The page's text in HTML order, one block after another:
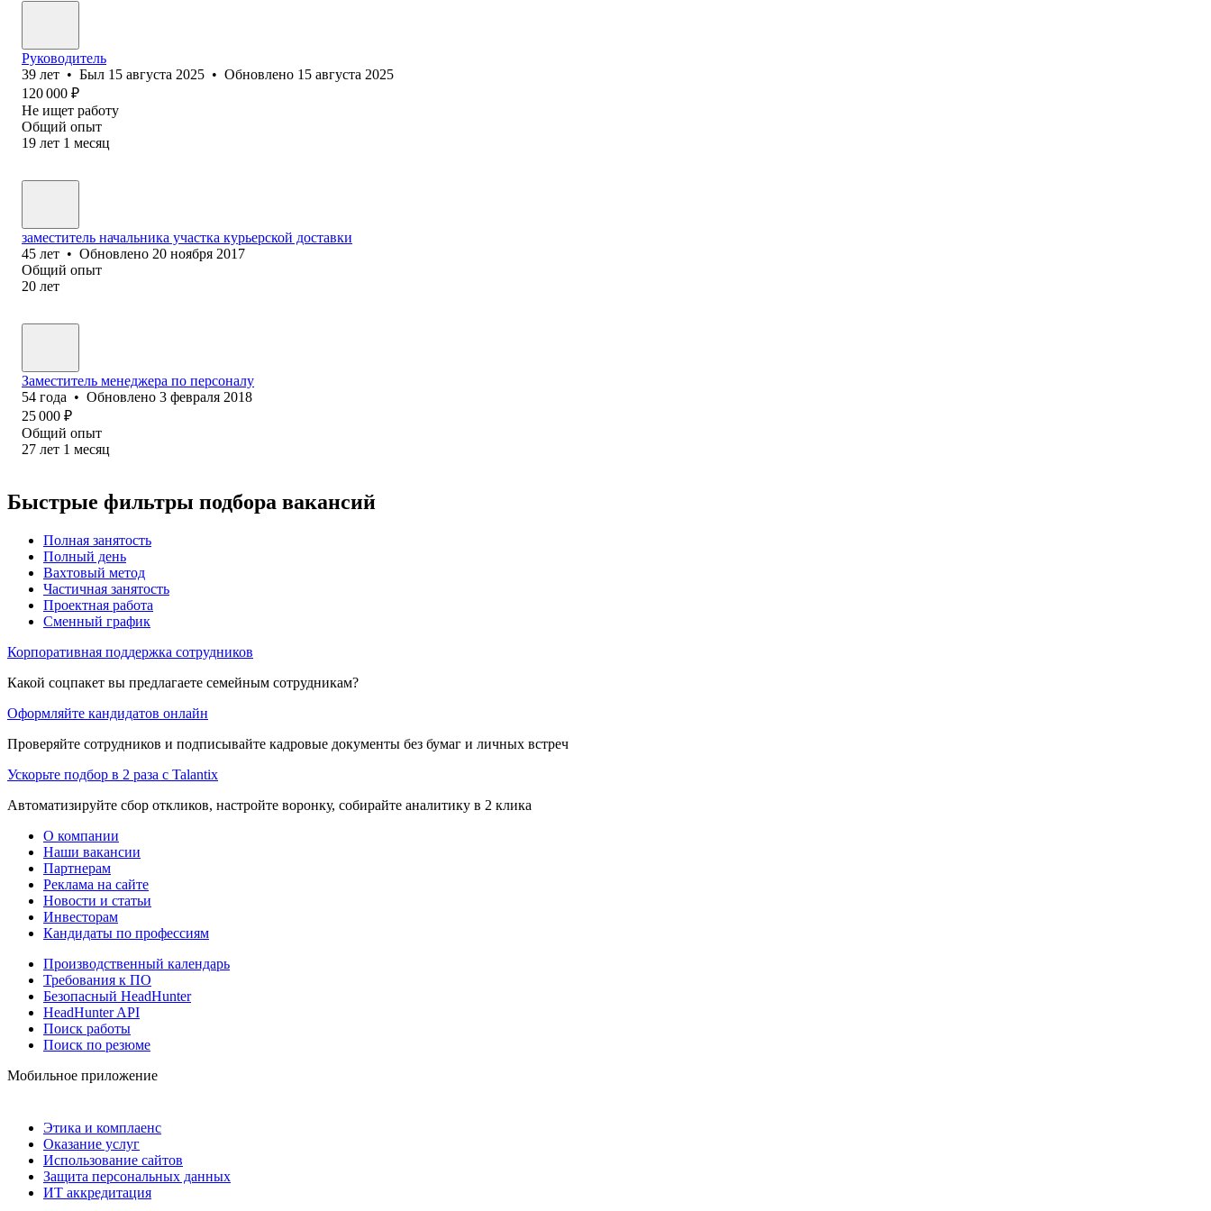
Руководитель
39 лет • Был 15 августа 2025 • Обновлено 15 августа 2025
120 000 ₽
Не ищет работу
Общий опыт
19 лет 1 месяц
заместитель начальника участка курьерской доставки
45 лет • Обновлено 20 ноября 2017
Общий опыт
20 лет
Заместитель менеджера по персоналу
54 года • Обновлено 3 февраля 2018
25 000 ₽
Общий опыт
27 лет 1 месяц
Быстрые фильтры подбора вакансий
Полная занятость
Полный день
Вахтовый метод
Частичная занятость
Проектная работа
Сменный график
Корпоративная поддержка сотрудников
Какой соцпакет вы предлагаете семейным сотрудникам?
Оформляйте кандидатов онлайн
Проверяйте сотрудников и подписывайте кадровые документы без бумаг и личных встреч
Ускорьте подбор в 2 раза с Talantix
Автоматизируйте сбор откликов, настройте воронку, собирайте аналитику в 2 клика
О компании
Наши вакансии
Партнерам
Реклама на сайте
Новости и статьи
Инвесторам
Кандидаты по профессиям
Производственный календарь
Требования к ПО
Безопасный HeadHunter
HeadHunter API
Поиск работы
Поиск по резюме
Мобильное приложение
Этика и комплаенс
Оказание услуг
Использование сайтов
Защита персональных данных
ИТ аккредитация